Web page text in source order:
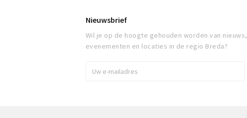
Nieuwsbrief
Wil je op de hoogte gehouden worden van nieuws,
evenementen en locaties in de regio Breda?